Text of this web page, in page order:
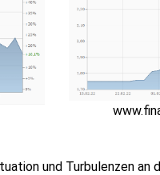
und Turbulenzen an